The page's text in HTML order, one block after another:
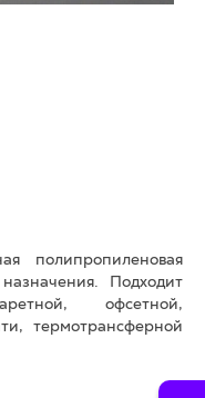
полипропиленовая
Подходит
офсетной,
термотрансферной